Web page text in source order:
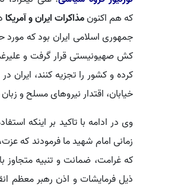
که هم اکنونمذاکرات ایران و آمریکا
جمهوری اسلامی ایران بود که
کرده و کشور را تجزیه کنند، ایران
خیابان، اقتدار نیروهای مسلح و
وی در ادامه با تاکید بر اینکه
زمانی امام شهید ما فرمودند که
که غرامت، ضمانت و تنبیه متجاوز